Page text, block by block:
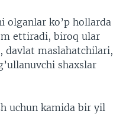
olganlar ko’p hollarda
ettiradi, biroq ular
davlat maslahatchilari,
shaxslar
uchun kamida bir yil